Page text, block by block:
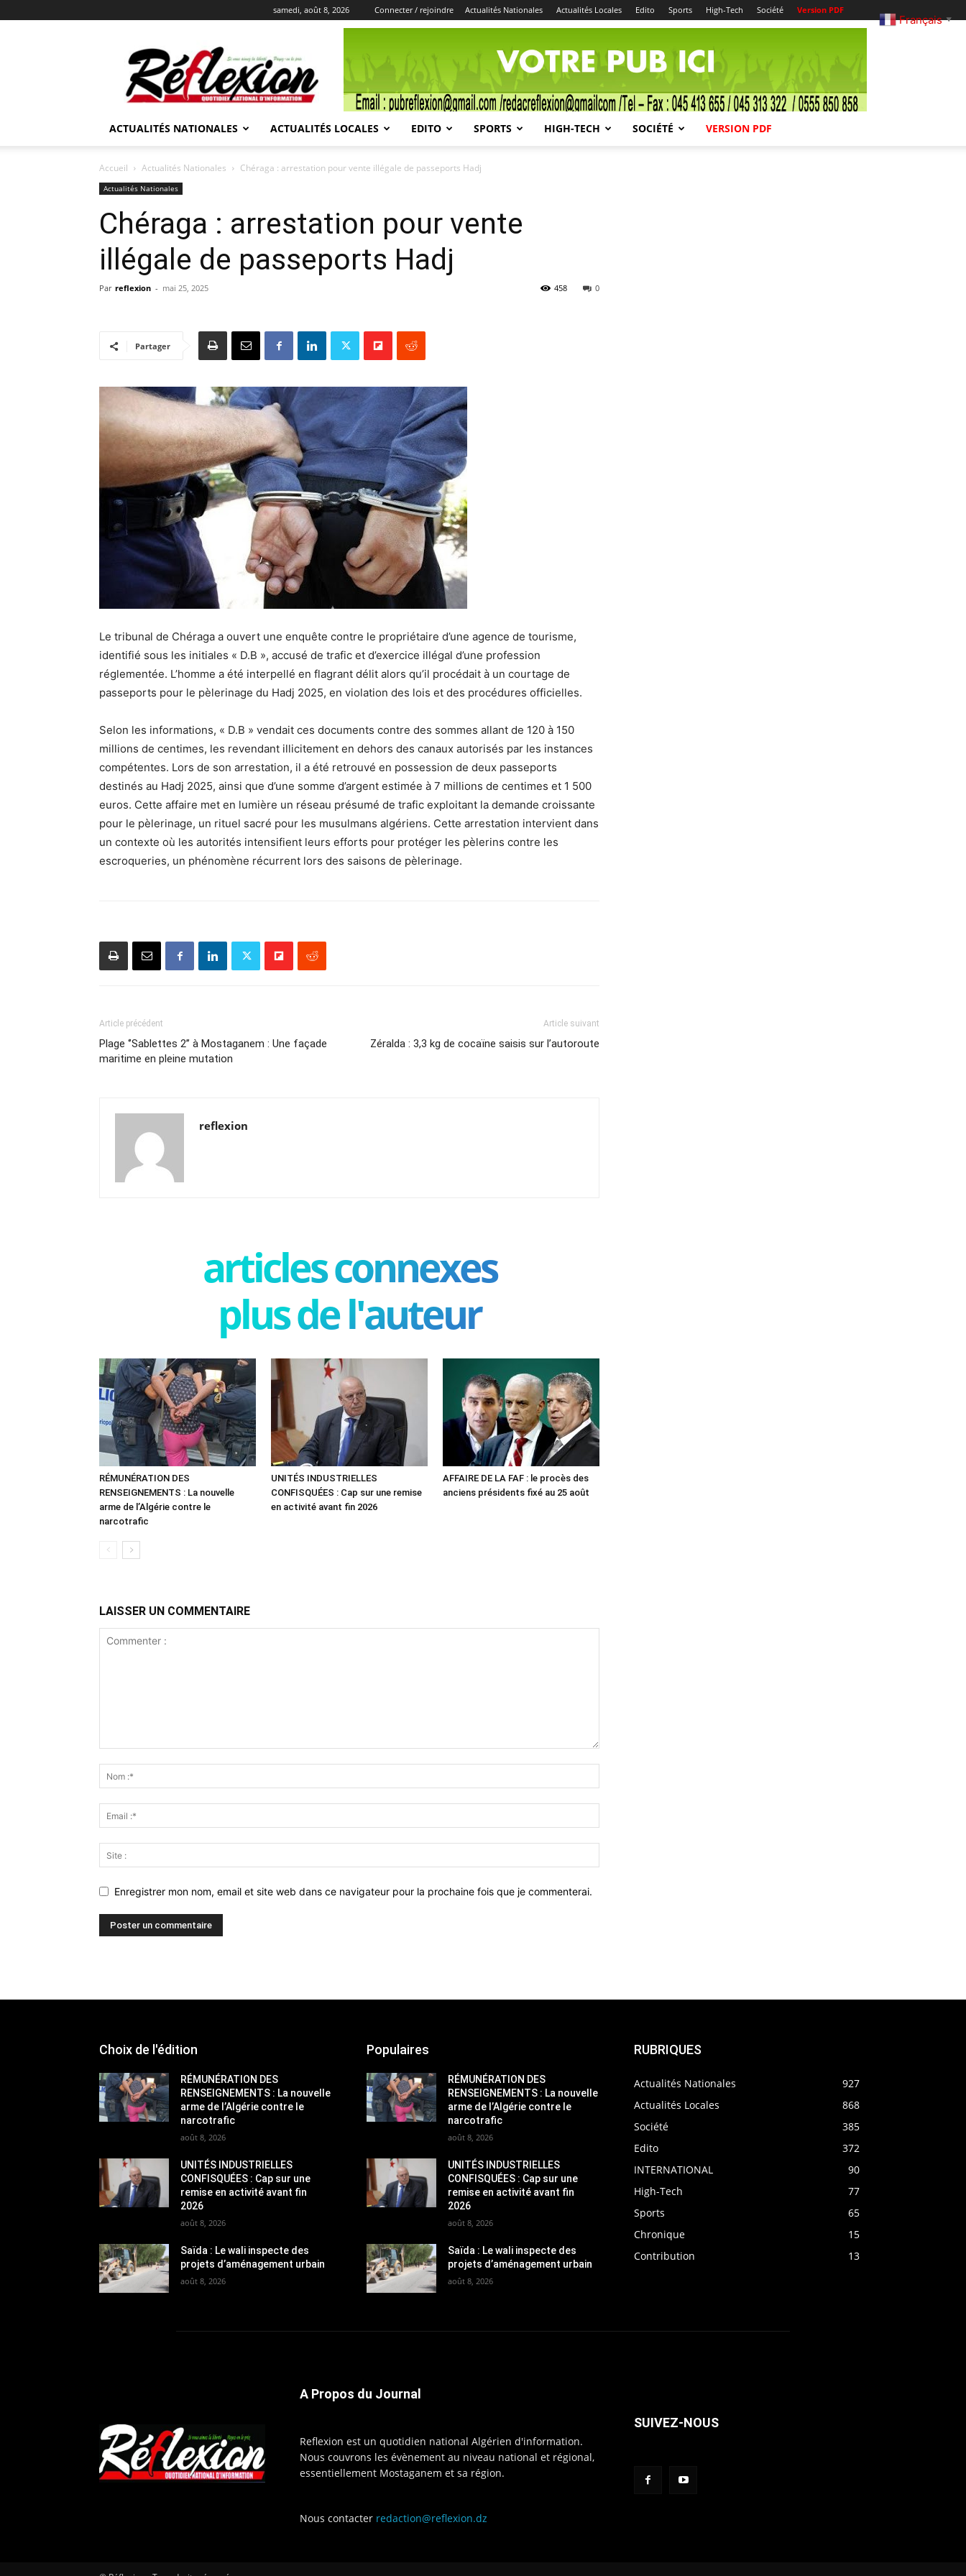
samedi, août 8, 2026 Connecter / rejoindre Actualités Nationales Actualités Locales Edito Sports High-Tech Société Version PDF
REFLEXION
ACTUALITÉS NATIONALES ACTUALITÉS LOCALES EDITO SPORTS HIGH-TECH SOCIÉTÉ VERSION PDF
Accueil Actualités Nationales Chéraga : arrestation pour vente illégale de passeports Hadj
Actualités Nationales
Chéraga : arrestation pour vente
illégale de passeports Hadj
Par reflexion - mai 25, 2025 0
458
Partager
Le tribunal de Chéraga a ouvert une enquête contre le propriétaire d’une agence de tourisme,
identifié sous les initiales « D.B », accusé de trafic et d’exercice illégal d’une profession
réglementée. L’homme a été interpellé en flagrant délit alors qu’il procédait à un courtage de
passeports pour le pèlerinage du Hadj 2025, en violation des lois et des procédures officielles.
Selon les informations, « D.B » vendait ces documents contre des sommes allant de 120 à 150
millions de centimes, les revendant illicitement en dehors des canaux autorisés par les instances
compétentes. Lors de son arrestation, il a été retrouvé en possession de deux passeports
destinés au Hadj 2025, ainsi que d’une somme d’argent estimée à 7 millions de centimes et 1 500
euros. Cette affaire met en lumière un réseau présumé de trafic exploitant la demande croissante
pour le pèlerinage, un rituel sacré pour les musulmans algériens. Cette arrestation intervient dans
un contexte où les autorités intensifient leurs efforts pour protéger les pèlerins contre les
escroqueries, un phénomène récurrent lors des saisons de pèlerinage.
Article précédent
Plage ‘’Sablettes 2’’ à Mostaganem : Une façade
maritime en pleine mutation
Article suivant
Zéralda : 3,3 kg de cocaïne saisis sur l’autoroute
reflexion
articles connexes
plus de l'auteur
RÉMUNÉRATION DES
RENSEIGNEMENTS : La nouvelle
arme de l’Algérie contre le
narcotrafic
UNITÉS INDUSTRIELLES
CONFISQUÉES : Cap sur une remise
en activité avant fin 2026
AFFAIRE DE LA FAF : le procès des
anciens présidents fixé au 25 août
LAISSER UN COMMENTAIRE
Enregistrer mon nom, email et site web dans ce navigateur pour la prochaine fois que je commenterai.
Choix de l'édition
RÉMUNÉRATION DES
RENSEIGNEMENTS : La nouvelle
arme de l’Algérie contre le
narcotrafic
août 8, 2026
UNITÉS INDUSTRIELLES
CONFISQUÉES : Cap sur une
remise en activité avant fin
2026
août 8, 2026
Saïda : Le wali inspecte des
projets d’aménagement urbain
août 8, 2026
Populaires
RÉMUNÉRATION DES
RENSEIGNEMENTS : La nouvelle
arme de l’Algérie contre le
narcotrafic
août 8, 2026
UNITÉS INDUSTRIELLES
CONFISQUÉES : Cap sur une
remise en activité avant fin
2026
août 8, 2026
Saïda : Le wali inspecte des
projets d’aménagement urbain
août 8, 2026
RUBRIQUES
Actualités Nationales
927
Actualités Locales
868
Société
385
Edito
372
INTERNATIONAL
90
High-Tech
77
Sports
65
Chronique
15
Contribution
13
A Propos du Journal
Reflexion est un quotidien national Algérien d'information.
Nous couvrons les évènement au niveau national et régional,
essentiellement Mostaganem et sa région.
Nous contacter redaction@reflexion.dz
SUIVEZ-NOUS
Français ▼